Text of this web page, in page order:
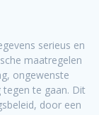
serieus en
maatregelen
ongewenste
te gaan. Dit
door een